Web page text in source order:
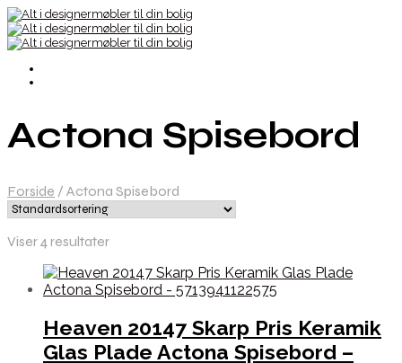
Actona Spisebord
Forside / Actona Spisebord
Viser 4 resultater
Heaven 20147 Skarp Pris Keramik
Glas Plade Actona Spisebord –